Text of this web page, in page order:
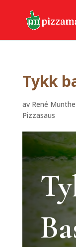
Tykk
av René
Pizzasaus